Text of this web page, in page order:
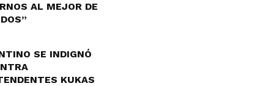
AL MEJOR DE
SE INDIGNÓ
KUKAS